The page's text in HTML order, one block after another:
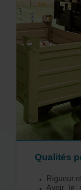
Qualités
Rigueur
Avoir le